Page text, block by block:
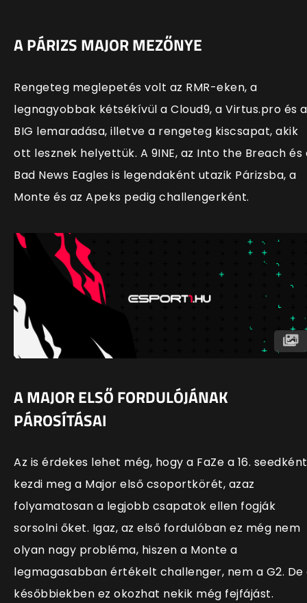
A PÁRIZS MAJOR MEZŐNYE
Rengeteg meglepetés volt az RMR-eken, a
legnagyobbak kétsékívül a Cloud9, a Virtus.pro és a
BIG lemaradása, illetve a rengeteg kiscsapat, akik
ott lesznek helyettük. A 9INE, az Into the Breach és
Bad News Eagles is legendaként utazik Párizsba, a
Monte és az Apeks pedig challengerként.
A MAJOR ELSŐ FORDULÓJÁNAK
PÁROSÍTÁSAI
Az is érdekes lehet még, hogy a FaZe a 16. seedként
kezdi meg a Major első csoportkörét, azaz
folyamatosan a legjobb csapatok ellen fogják
sorsolni őket. Igaz, az első fordulóban ez még nem
olyan nagy probléma, hiszen a Monte a
legmagasabban értékelt challenger, nem a G2. De
későbbiekben ez okozhat nekik még fejfájást.